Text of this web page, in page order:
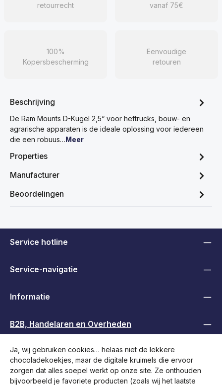
retourrecht
vanaf 75€
100%
Kopersbescherming
Eenvoudige
retouren
Beschrijving
De Ram Mounts D-Kugel 2,5“ voor heftrucks, bouw- en
agrarische apparaten is de ideale oplossing voor iedereen
die een robuus…Meer
Properties
Manufacturer
Beoordelingen
Service hotline
Service-navigatie
Informatie
B2B, Handelaren en Overheden
Volg ons
Ja, wij gebruiken cookies… helaas niet de lekkere
chocoladekoekjes, maar de digitale kruimels die ervoor
zorgen dat alles soepel werkt op onze site. Ze onthouden
bijvoorbeeld je favoriete producten (zoals wij het laatste